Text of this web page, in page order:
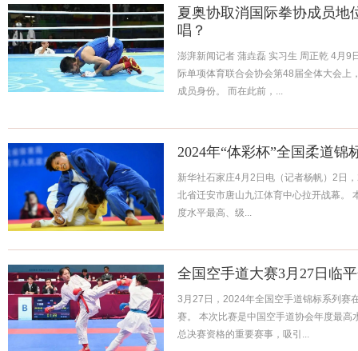
夏奥协取消国际拳协成员地
唱？
澎湃新闻记者 蒲垚磊 实习生 周正乾 4月9
际单项体育联合会协会第48届全体大会上
成员身份。 而在此前，...
2024年“体彩杯”全国柔道锦
新华社石家庄4月2日电（记者杨帆）2日
北省迁安市唐山九江体育中心拉开战幕。
度水平最高、级...
全国空手道大赛3月27日临
3月27日，2024年全国空手道锦标系列赛
赛。 本次比赛是中国空手道协会年度最
总决赛资格的重要赛事，吸引...